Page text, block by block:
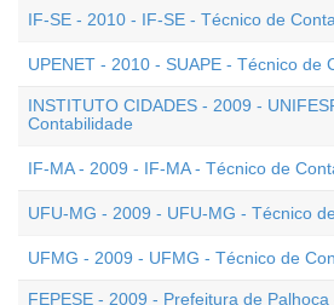
IF-SE - 2010 - IF-SE - Técnico de
UPENET - 2010 - SUAPE - Técnico de
INSTITUTO CIDADES - 2009 -
Contabilidade
IF-MA - 2009 - IF-MA - Técnico de
UFU-MG - 2009 - UFU-MG - Técnico
UFMG - 2009 - UFMG - Técnico de
FEPESE - 2009 - Prefeitura de